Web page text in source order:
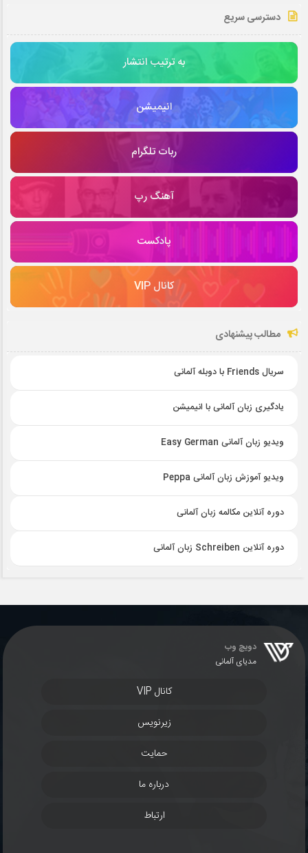
دسترسی سریع
به ترتیب انتشار
انیمیشن
ربات تلگرام
آهنگ رپ
پادکست
کانال VIP
مطالب پیشنهادی
سریال Friends با دوبله آلمانی
یادگیری زبان آلمانی با انیمیشن
ویدیو زبان آلمانی Easy German
ویدیو آموزش زبان آلمانی Peppa
دوره آنلاین مکالمه زبان آلمانی
دوره آنلاین Schreiben زبان آلمانی
دویچ وب
مدیای آلمانی
کانال VIP
زیرنویس
حمایت
درباره ما
ارتباط